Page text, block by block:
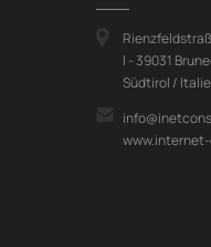
I - 39031
Südtirol /